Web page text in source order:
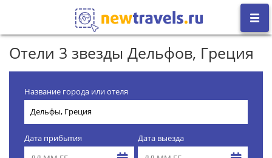
Отели 3 звезды Дельфов, Греция
Название города или отеля
Дата прибытия Дата выезда